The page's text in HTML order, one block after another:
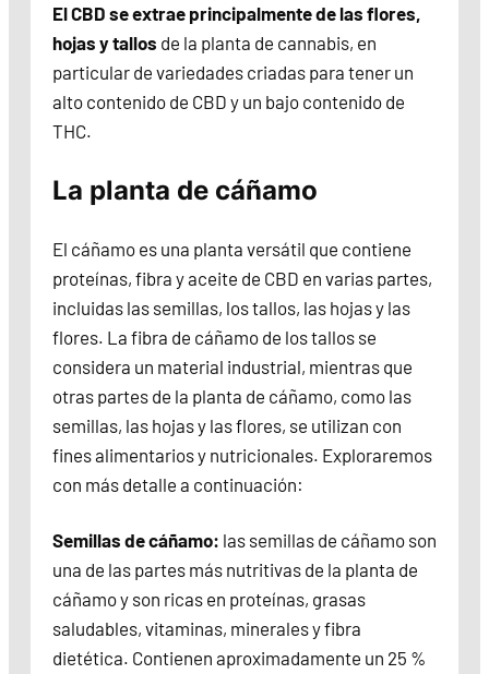
El CBD se extrae principalmente de las flores,
hojas y tallos de la planta de cannabis, en
particular de variedades criadas para tener un
alto contenido de CBD y un bajo contenido de
THC.
La planta de cáñamo
El cáñamo es una planta versátil que contiene
proteínas, fibra y aceite de CBD en varias partes,
incluidas las semillas, los tallos, las hojas y las
flores. La fibra de cáñamo de los tallos se
considera un material industrial, mientras que
otras partes de la planta de cáñamo, como las
semillas, las hojas y las flores, se utilizan con
fines alimentarios y nutricionales. Exploraremos
con más detalle a continuación:
Semillas de cáñamo: las semillas de cáñamo son
una de las partes más nutritivas de la planta de
cáñamo y son ricas en proteínas, grasas
saludables, vitaminas, minerales y fibra
dietética. Contienen aproximadamente un 25 %